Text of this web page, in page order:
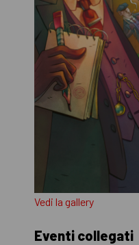
Vedi la gallery
Eventi collegati